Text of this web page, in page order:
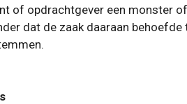
of opdrachtgever een
dat de zaak daaraan